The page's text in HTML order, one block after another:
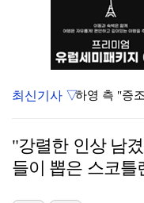
최신기사 ▽
"강렬한 인상 남
들이 뽑은 스코틀